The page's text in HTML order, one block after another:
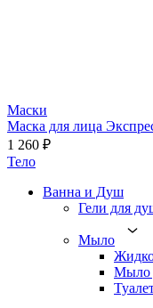
Маски
Маска для лица
1 260 ₽
Тело
Ванна и Душ
Гели для
Мыло
Мыло